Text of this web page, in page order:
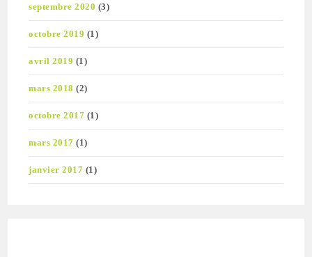
septembre 2020 (3)
octobre 2019 (1)
avril 2019 (1)
mars 2018 (2)
octobre 2017 (1)
mars 2017 (1)
janvier 2017 (1)